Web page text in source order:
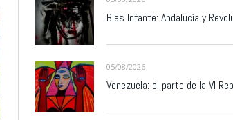
Blas Infante: Andalucía y
05/08/2026
Venezuela: el parto de la VI